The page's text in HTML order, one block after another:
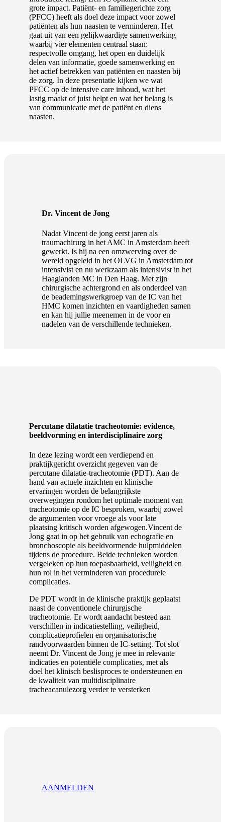
grote impact. Patiënt- en familiegerichte zorg
(PFCC) heeft als doel deze impact voor zowel
patiënten als hun naasten te verminderen. Het
gaat uit van een gelijkwaardige samenwerking
waarbij vier elementen centraal staan:
respectvolle omgang, het open en duidelijk
delen van informatie, goede samenwerking en
het actief betrekken van patiënten en naasten bij
de zorg. In deze presentatie kijken we wat
PFCC op de intensive care inhoud, wat het
lastig maakt of juist helpt en wat het belang is
van communicatie met de patiënt en diens
naasten.
Dr. Vincent de Jong
Nadat Vincent de jong eerst jaren als
traumachirurg in het AMC in Amsterdam heeft
gewerkt. Is hij na een omzwerving over de
wereld opgeleid in het OLVG in Amsterdam tot
intensivist en nu werkzaam als intensivist in het
Haaglanden MC in Den Haag. Met zijn
chirurgische achtergrond en als onderdeel van
de beademingswerkgroep van de IC van het
HMC komen inzichten en vaardigheden samen
en kan hij jullie meenemen in de voor en
nadelen van de verschillende technieken.
Percutane dilatatie tracheotomie: evidence,
beeldvorming en interdisciplinaire zorg
In deze lezing wordt een verdiepend en
praktijkgericht overzicht gegeven van de
percutane dilatatie-tracheotomie (PDT). Aan de
hand van actuele inzichten en klinische
ervaringen worden de belangrijkste
overwegingen rondom het optimale moment van
tracheotomie op de IC besproken, waarbij zowel
de argumenten voor vroege als voor late
plaatsing kritisch worden afgewogen.Vincent de
Jong gaat in op het gebruik van echografie en
bronchoscopie als beeldvormende hulpmiddelen
tijdens de procedure. Beide technieken worden
vergeleken op hun toepasbaarheid, veiligheid en
hun rol in het verminderen van procedurele
complicaties.
De PDT wordt in de klinische praktijk geplaatst
naast de conventionele chirurgische
tracheotomie. Er wordt aandacht besteed aan
verschillen in indicatiestelling, veiligheid,
complicatieprofielen en organisatorische
randvoorwaarden binnen de IC-setting. Tot slot
neemt Dr. Vincent de Jong je mee in relevante
indicaties en potentiële complicaties, met als
doel het klinisch beslisproces te ondersteunen en
de kwaliteit van multidisciplinaire
tracheacanulezorg verder te versterken
AANMELDEN